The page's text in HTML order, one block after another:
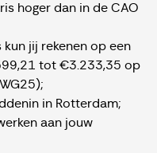
hoger dan in de CAO
kun jij rekenen op een
tot €3.233,35 op
in Rotterdam;
aan jouw